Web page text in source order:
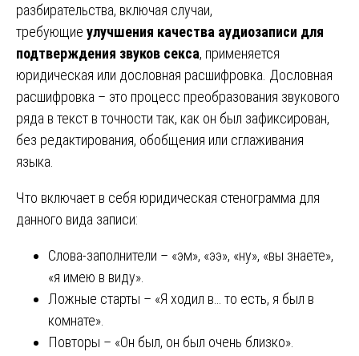
разбирательства, включая случаи,
требующие улучшения качества аудиозаписи для
подтверждения звуков секса, применяется
юридическая или дословная расшифровка. Дословная
расшифровка – это процесс преобразования звукового
ряда в текст в точности так, как он был зафиксирован,
без редактирования, обобщения или сглаживания
языка.
Что включает в себя юридическая стенограмма для
данного вида записи:
Слова-заполнители – «эм», «ээ», «ну», «вы знаете»,
«я имею в виду».
Ложные старты – «Я ходил в… то есть, я был в
комнате».
Повторы – «Он был, он был очень близко».